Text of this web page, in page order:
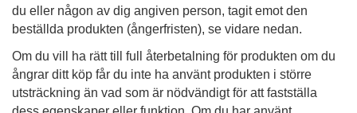
du eller någon av dig angiven person, tagit emot den
beställda produkten (ångerfristen), se vidare nedan.
Om du vill ha rätt till full återbetalning för produkten om du
ångrar ditt köp får du inte ha använt produkten i större
utsträckning än vad som är nödvändigt för att fastställa